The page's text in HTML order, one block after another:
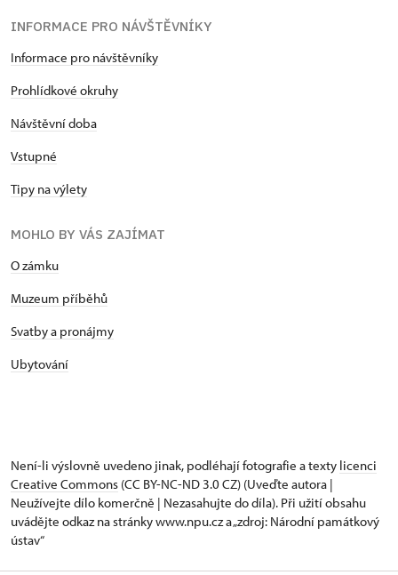
INFORMACE PRO NÁVŠTĚVNÍKY
Informace pro návštěvníky
Prohlídkové okruhy
Návštěvní doba
Vstupné
Tipy na výlety
MOHLO BY VÁS ZAJÍMAT
O zámku
Muzeum příběhů
Svatby a pronájmy
Ubytování
Není-li výslovně uvedeno jinak, podléhají fotografie a texty licenci
Creative Commons (CC BY-NC-ND 3.0 CZ) (Uveďte autora |
Neužívejte dílo komerčně | Nezasahujte do díla). Při užití obsahu
uvádějte odkaz na stránky www.npu.cz a „zdroj: Národní památkový
ústav“